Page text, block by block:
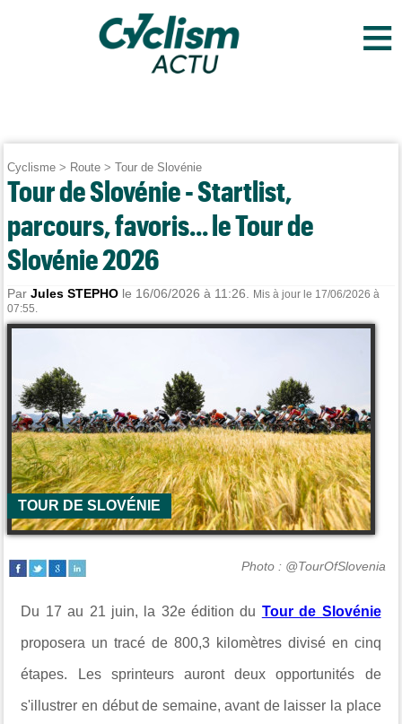
≡
Cyclisme > Route >Tour de Slovénie
Tour de Slovénie - Startlist,
parcours, favoris... le Tour de
Slovénie 2026
ParJules STEPHO le 16/06/2026 à 11:26.
Mis à jour le 17/06/2026 à
07:55.
TOUR DE SLOVÉNIE
Photo : @TourOfSlovenia
Du 17 au 21 juin, la 32e édition du Tour de Slovénie
proposera un tracé de 800,3 kilomètres divisé en cinq
étapes. Les sprinteurs auront deux opportunités de
s'illustrer en début de semaine, avant de laisser la place